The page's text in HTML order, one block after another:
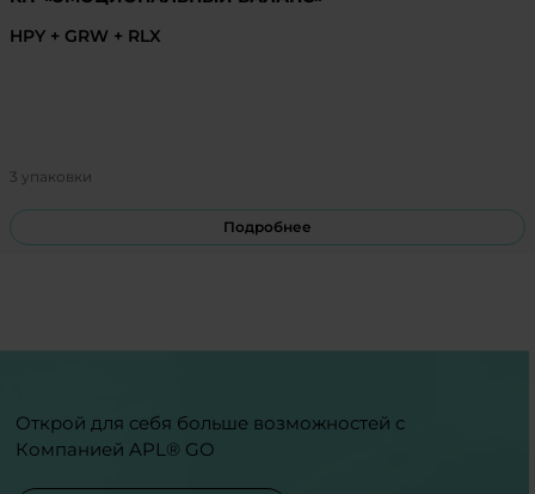
HPY + GRW + RLX
3 упаковки
Подробнее
Открой для себя больше возможностей с
Компанией APL® GO